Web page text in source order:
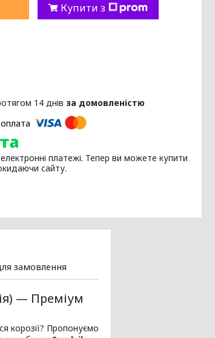
Купити з
14 днів за домовленістю
електронні платежі. Тепер ви можете купити
сайту.
замовлення
— Преміум
корозії? Пропонуємо